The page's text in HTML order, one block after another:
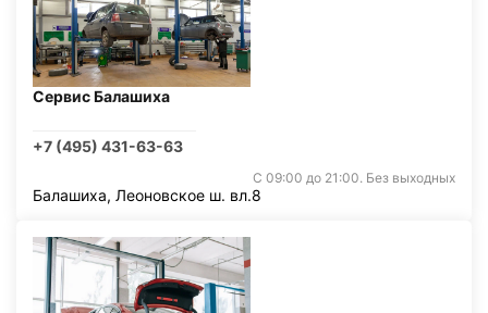
Сервис Балашиха
+7 (495) 431-63-63
С 09:00 до 21:00. Без выходных
Балашиха, Леоновское ш. вл.8